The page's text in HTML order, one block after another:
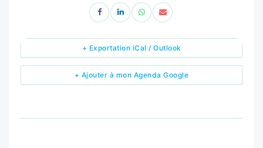
+ Ajouter à mon Agenda Google
+ Exportation iCal / Outlook